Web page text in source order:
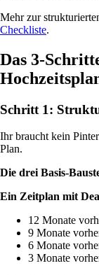
Mehr zur
Checkliste.
Das 3-
Schritt 1:
Ihr braucht kein
Plan.
Die drei Basis-
Ein Zeitplan mit
12 Monate
9 Monate
6 Monate
3 Monate